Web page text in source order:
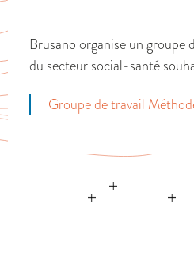
Brusano organise un
du secteur social-santé
Groupe de travail